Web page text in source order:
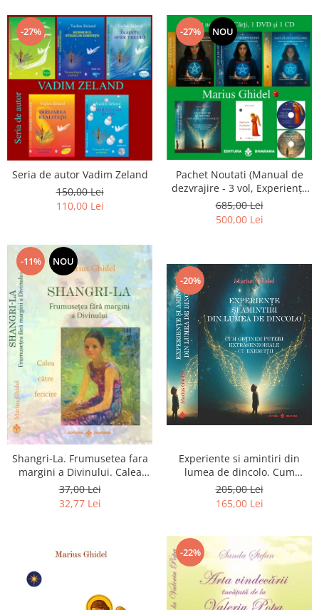
-27%
Seria de autor Vadim Zeland
150,00 Lei
110,00 Lei
-27% NOU
Pachet Noutati (Manual de
dezvrajire - 3 vol, Experiențe
și amintiri, Rugăciunile
Luceafarului de dimineata) -
Marius Ghidel
685,00 Lei
500,00 Lei
-11% NOU
Shangri-La. Frumusetea fara
margini a Divinului. Calea
catre fericire
37,00 Lei
32,77 Lei
-20%
Experiente si amintiri din
lumea de dincolo. Cum
obtinem puteri
extrasenzoriale - cu exercitii
205,00 Lei
165,00 Lei
-22%